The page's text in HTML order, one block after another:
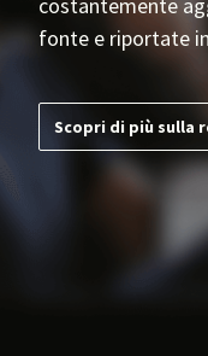
costantemente
fonte e riportate
Scopri di più sulla